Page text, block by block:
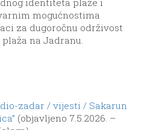
identiteta plaže i
mogućnostima
za dugoročnu održivost
na Jadranu.
zadar / vijesti / Sakarun
(objavljeno 7.5.2026. –